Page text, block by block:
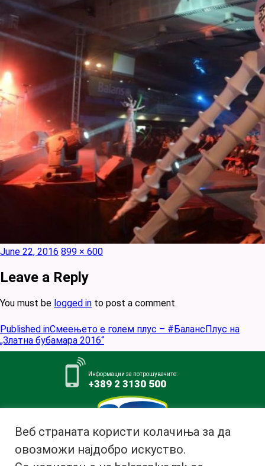
Posted
June 22, 2016 Full
899 × 600
Leave a Reply
You must be logged in to post a comment.
Post
navigation
Published inСмеењето е голем плус – #БалансПлус на
„Златна бубамара 2016“
Информации за потрошувачите:
+389 2 3130 500
Млекара АД Битола
Веб страната користи колачиња за да
овозможи најдобро искуство.